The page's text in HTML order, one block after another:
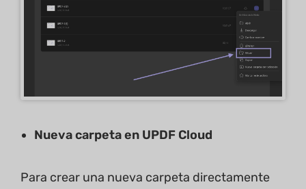
Nueva carpeta en UPDF Cloud
Para crear una nueva carpeta directamente